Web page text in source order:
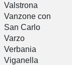
Valstrona
Vanzone con
San Carlo
Varzo
Verbania
Viganella